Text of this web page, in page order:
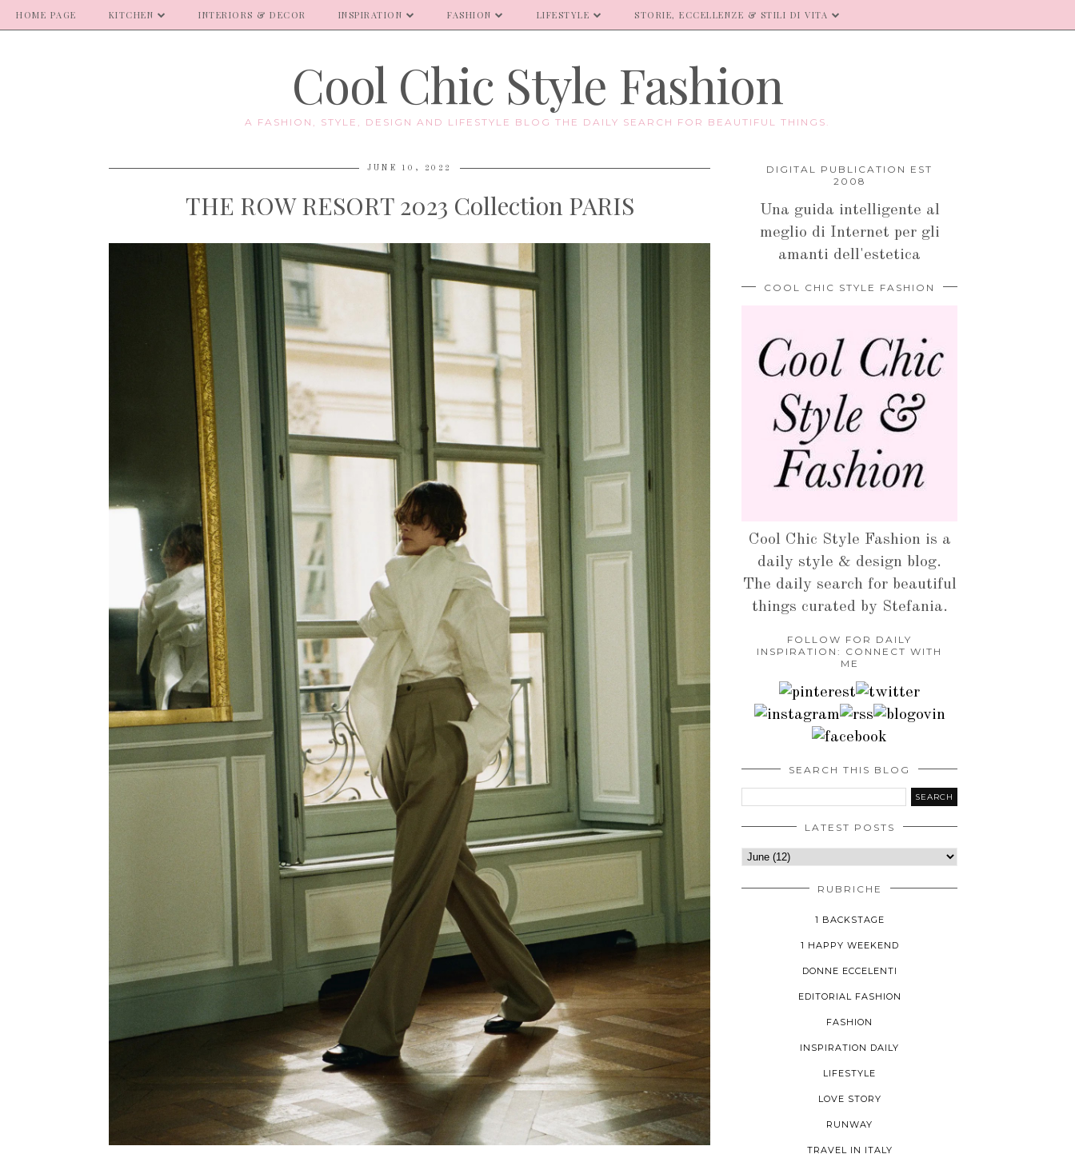
HOME PAGE KITCHEN INTERIORS & DECOR INSPIRATION FASHION LIFESTYLE STORIE, ECCELLENZE & STILI DI VITA
Cool Chic Style Fashion
A FASHION, STYLE, DESIGN AND LIFESTYLE BLOG THE DAILY SEARCH FOR BEAUTIFUL THINGS.
JUNE 10, 2022
THE ROW RESORT 2023 Collection PARIS
DIGITAL PUBLICATION EST
2008
Una guida intelligente al
meglio di Internet per gli
amanti dell'estetica
COOL CHIC STYLE FASHION
Cool Chic Style Fashion is a
daily style & design blog.
The daily search for beautiful
things curated by Stefania.
FOLLOW FOR DAILY
INSPIRATION: CONNECT WITH
ME
SEARCH THIS BLOG
LATEST POSTS
RUBRICHE
1 BACKSTAGE
1 HAPPY WEEKEND
DONNE ECCELENTI
EDITORIAL FASHION
FASHION
INSPIRATION DAILY
LIFESTYLE
LOVE STORY
RUNWAY
TRAVEL IN ITALY